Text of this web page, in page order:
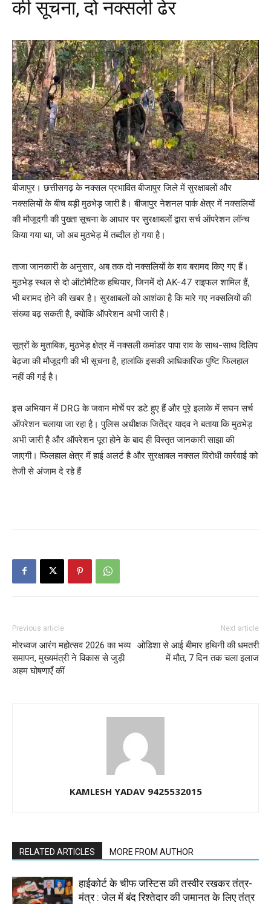
की सूचना, दो नक्सली ढेर
बीजापुर। छत्तीसगढ़ के नक्सल प्रभावित बीजापुर जिले में सुरक्षाबलों और
नक्सलियों के बीच बड़ी मुठभेड़ जारी है। बीजापुर नेशनल पार्क क्षेत्र में नक्सलियों
की मौजूदगी की पुख्ता सूचना के आधार पर सुरक्षाबलों द्वारा सर्च ऑपरेशन लॉन्च
किया गया था, जो अब मुठभेड़ में तब्दील हो गया है।
ताजा जानकारी के अनुसार, अब तक दो नक्सलियों के शव बरामद किए गए हैं।
मुठभेड़ स्थल से दो ऑटोमैटिक हथियार, जिनमें दो AK-47 राइफल शामिल हैं,
भी बरामद होने की खबर है। सुरक्षाबलों को आशंका है कि मारे गए नक्सलियों की
संख्या बढ़ सकती है, क्योंकि ऑपरेशन अभी जारी है।
सूत्रों के मुताबिक, मुठभेड़ क्षेत्र में नक्सली कमांडर पापा राव के साथ-साथ दिलिप
बेढ़जा की मौजूदगी की भी सूचना है, हालांकि इसकी आधिकारिक पुष्टि फिलहाल
नहीं की गई है।
इस अभियान में DRG के जवान मोर्चे पर डटे हुए हैं और पूरे इलाके में सघन सर्च
ऑपरेशन चलाया जा रहा है। पुलिस अधीक्षक जितेंद्र यादव ने बताया कि मुठभेड़
अभी जारी है और ऑपरेशन पूरा होने के बाद ही विस्तृत जानकारी साझा की
जाएगी। फिलहाल क्षेत्र में हाई अलर्ट है और सुरक्षाबल नक्सल विरोधी कार्रवाई को
तेजी से अंजाम दे रहे हैं
Previous article
मोरध्वज आरंग महोत्सव 2026 का भव्य
समापन, मुख्यमंत्री ने विकास से जुड़ी
अहम घोषणाएँ कीं
Next article
ओडिशा से आई बीमार हथिनी की धमतरी
में मौत, 7 दिन तक चला इलाज
KAMLESH YADAV 9425532015
RELATED ARTICLES MORE FROM AUTHOR
हाईकोर्ट के चीफ जस्टिस की तस्वीर रखकर तंत्र-
मंत्र : जेल में बंद रिश्तेदार की जमानत के लिए तंत्र